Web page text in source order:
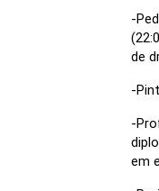
-
de
-
-
em